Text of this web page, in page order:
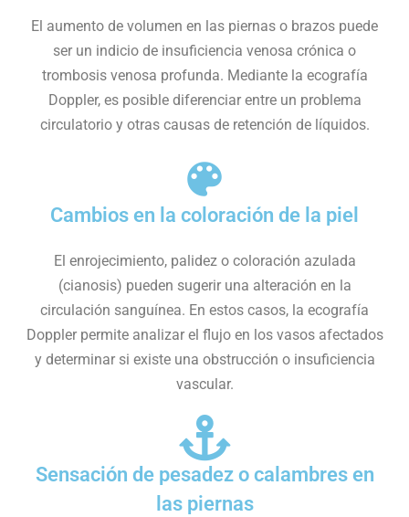
El aumento de volumen en las piernas o brazos puede
ser un indicio de insuficiencia venosa crónica o
trombosis venosa profunda. Mediante la ecografía
Doppler, es posible diferenciar entre un problema
circulatorio y otras causas de retención de líquidos.
Cambios en la coloración de la piel
El enrojecimiento, palidez o coloración azulada
(cianosis) pueden sugerir una alteración en la
circulación sanguínea. En estos casos, la ecografía
Doppler permite analizar el flujo en los vasos afectados
y determinar si existe una obstrucción o insuficiencia
vascular.
Sensación de pesadez o calambres en
las piernas